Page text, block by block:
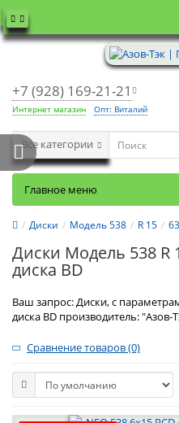
+7 (928) 169-21-21
Интернет магазин Опт: Виталий
Все категории
Главное меню
Диски Модель 538 R 15
Диски Модель 538 R
диска BD
Ваш запрос: Диски, с
диска BD производитель: "Азов-
Сравнение товаров (0)